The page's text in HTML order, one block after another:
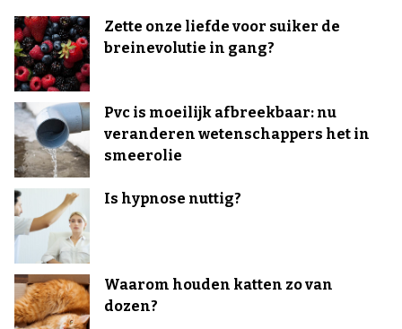
Zette onze liefde voor suiker de
breinevolutie in gang?
Pvc is moeilijk afbreekbaar: nu
veranderen wetenschappers het in
smeerolie
Is hypnose nuttig?
Waarom houden katten zo van
dozen?